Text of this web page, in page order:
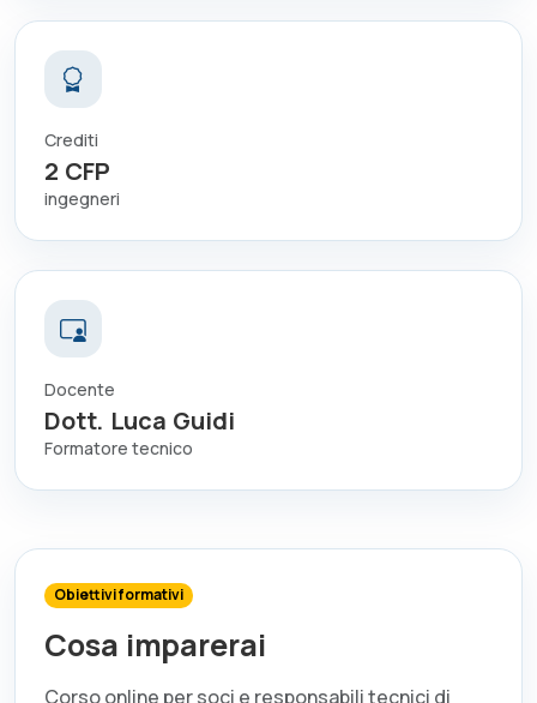
Crediti
2 CFP
ingegneri
Docente
Dott. Luca Guidi
Formatore tecnico
Obiettivi formativi
Cosa imparerai
Corso online per soci e responsabili tecnici di